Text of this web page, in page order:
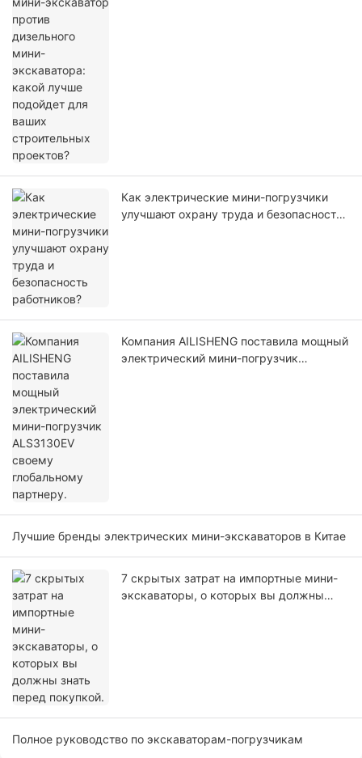
Как электрические мини-погрузчики
улучшают охрану труда и безопасность
Компания AILISHENG поставила мощный
электрический мини-погрузчик
Лучшие бренды электрических мини-экскаваторов в Китае
7 скрытых затрат на импортные мини-
экскаваторы, о которых вы должны
Полное руководство по экскаваторам-погрузчикам